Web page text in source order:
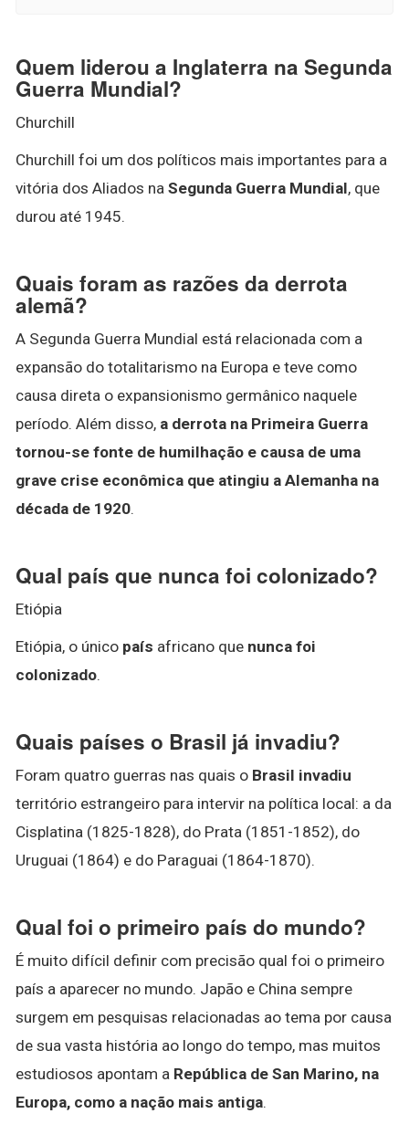
Quem liderou a Inglaterra na Segunda
Guerra Mundial?
Churchill
Churchill foi um dos políticos mais importantes para a
vitória dos Aliados na Segunda Guerra Mundial, que
durou até 1945.
Quais foram as razões da derrota
alemã?
A Segunda Guerra Mundial está relacionada com a
expansão do totalitarismo na Europa e teve como
causa direta o expansionismo germânico naquele
período. Além disso, a derrota na Primeira Guerra
tornou-se fonte de humilhação e causa de uma
grave crise econômica que atingiu a Alemanha na
década de 1920.
Qual país que nunca foi colonizado?
Etiópia
Etiópia, o único país africano que nunca foi
colonizado.
Quais países o Brasil já invadiu?
Foram quatro guerras nas quais o Brasil invadiu
território estrangeiro para intervir na política local: a da
Cisplatina (1825-1828), do Prata (1851-1852), do
Uruguai (1864) e do Paraguai (1864-1870).
Qual foi o primeiro país do mundo?
É muito difícil definir com precisão qual foi o primeiro
país a aparecer no mundo. Japão e China sempre
surgem em pesquisas relacionadas ao tema por causa
de sua vasta história ao longo do tempo, mas muitos
estudiosos apontam a República de San Marino, na
Europa, como a nação mais antiga.